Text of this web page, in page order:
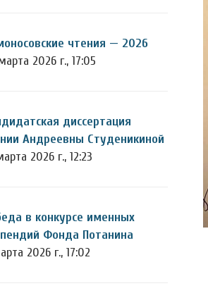
чтения — 2026
2026 г., 17:05
диссертация
Андреевны Студеникиной
2026 г., 12:23
в конкурсе именных
Фонда Потанина
2026 г., 17:02